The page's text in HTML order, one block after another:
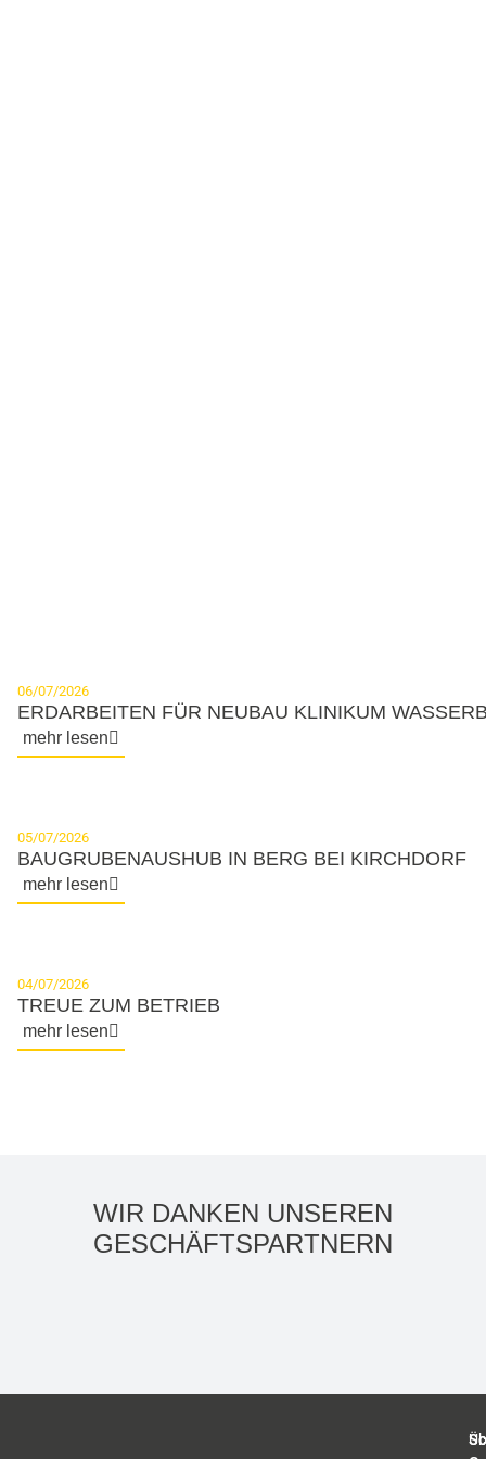
06/07/2026
ERDARBEITEN FÜR NEUBAU KLINIKUM
mehr lesen
05/07/2026
BAUGRUBENAUSHUB IN BERG BEI KIRCHDORF
mehr lesen
04/07/2026
TREUE ZUM BETRIEB
mehr lesen
WIR DANKEN UNSEREN
GESCHÄFTS­PARTNERN